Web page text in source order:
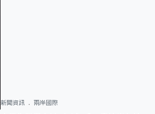
新聞資訊 兩岸國際